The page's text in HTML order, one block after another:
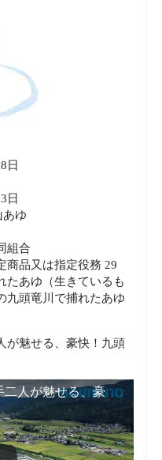
日
日
あゆ
組合
商品又は指定役務 29
たあゆ（生きているも
九頭竜川で捕れたあゆ
が魅せる、豪快！九頭
二人が魅せる、豪